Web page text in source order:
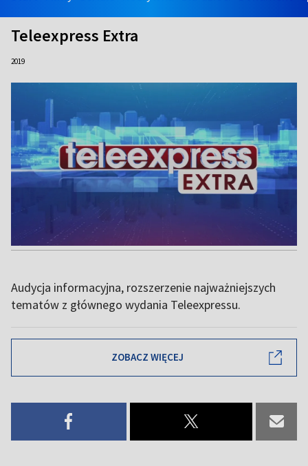
Teleexpress Extra
2019
Audycja informacyjna, rozszerzenie najważniejszych
tematów z głównego wydania Teleexpressu.
ZOBACZ WIĘCEJ